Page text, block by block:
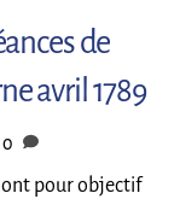
de
avril 1789
0
ont pour objectif